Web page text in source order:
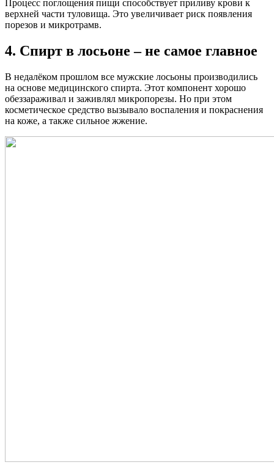
Процесс поглощения пищи способствует приливу крови к
верхней части туловища. Это увеличивает риск появления
порезов и микротрамв.
4. Спирт в лосьоне – не самое главное
В недалёком прошлом все мужские лосьоны производились
на основе медицинского спирта. Этот компонент хорошо
обеззараживал и заживлял микропорезы. Но при этом
косметическое средство вызывало воспаления и покраснения
на коже, а также сильное жжение.